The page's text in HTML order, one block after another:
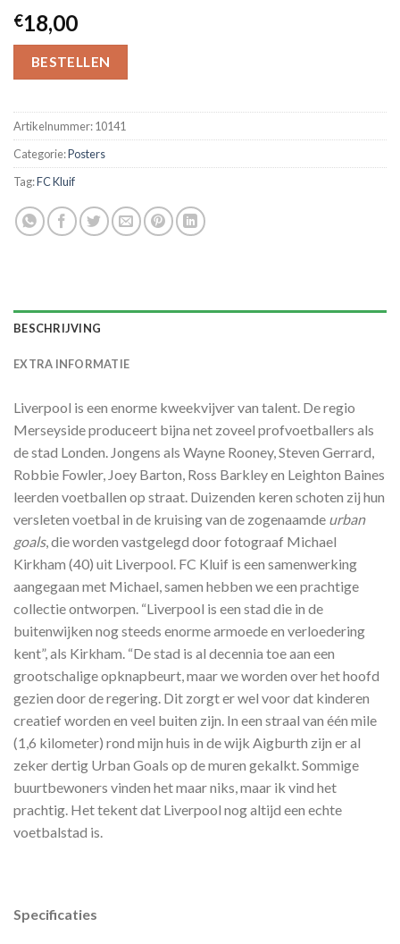
€18,00
BESTELLEN
Artikelnummer:10141
Categorie:Posters
Tag:FC Kluif
BESCHRIJVING
EXTRA INFORMATIE
Liverpool is een enorme kweekvijver van talent. De regio
Merseyside produceert bijna net zoveel profvoetballers als
de stad Londen. Jongens als Wayne Rooney, Steven Gerrard,
Robbie Fowler, Joey Barton, Ross Barkley en Leighton Baines
leerden voetballen op straat. Duizenden keren schoten zij hun
versleten voetbal in de kruising van de zogenaamde urban
goals, die worden vastgelegd door fotograaf Michael
Kirkham (40) uit Liverpool. FC Kluif is een samenwerking
aangegaan met Michael, samen hebben we een prachtige
collectie ontworpen. “Liverpool is een stad die in de
buitenwijken nog steeds enorme armoede en verloedering
kent”, als Kirkham. “De stad is al decennia toe aan een
grootschalige opknapbeurt, maar we worden over het hoofd
gezien door de regering. Dit zorgt er wel voor dat kinderen
creatief worden en veel buiten zijn. In een straal van één mile
(1,6 kilometer) rond mijn huis in de wijk Aigburth zijn er al
zeker dertig Urban Goals op de muren gekalkt. Sommige
buurtbewoners vinden het maar niks, maar ik vind het
prachtig. Het tekent dat Liverpool nog altijd een echte
voetbalstad is.
Specificaties